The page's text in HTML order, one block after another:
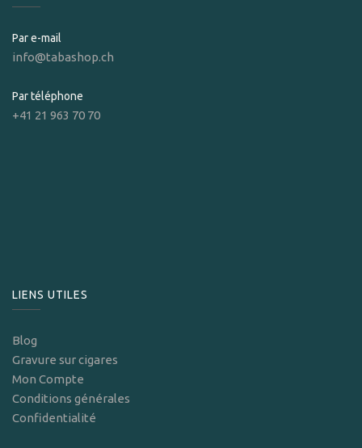
Par e-mail
info@tabashop.ch
Par téléphone
+41 21 963 70 70
LIENS UTILES
Blog
Gravure sur cigares
Mon Compte
Conditions générales
Confidentialité